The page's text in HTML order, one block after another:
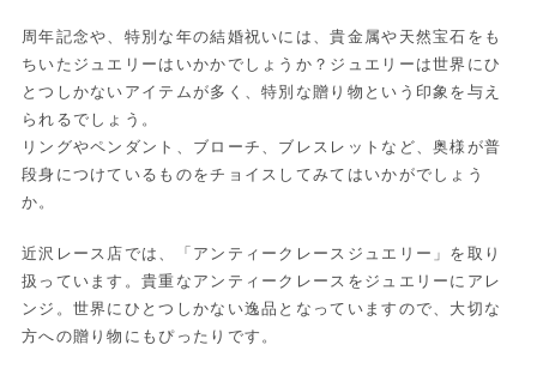
周年記念や、特別な年の結婚祝いには、貴金属や天然宝石をも
ちいたジュエリーはいかかでしょうか？ジュエリーは世界にひ
とつしかないアイテムが多く、特別な贈り物という印象を与え
られるでしょう。
リングやペンダント、ブローチ、ブレスレットなど、奥様が普
段身につけているものをチョイスしてみてはいかがでしょう
か。
近沢レース店では、「アンティークレースジュエリー」を取り
扱っています。貴重なアンティークレースをジュエリーにアレ
ンジ。世界にひとつしかない逸品となっていますので、大切な
方への贈り物にもぴったりです。